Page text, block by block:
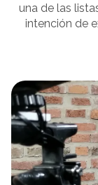
una de las
intención de